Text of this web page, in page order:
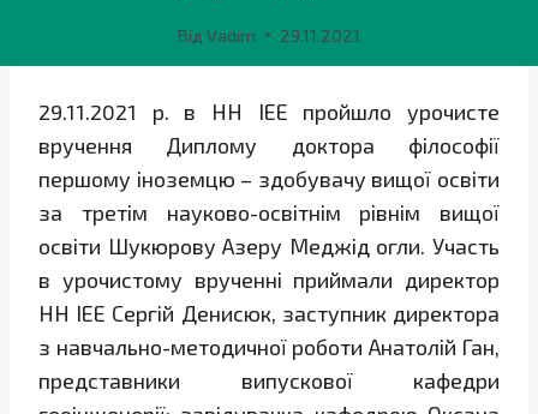
Від Vadim 29.11.2021
29.11.2021 р. в НН ІЕЕ пройшло урочисте
вручення Диплому доктора філософії
першому іноземцю – здобувачу вищої освіти
за третім науково-освітнім рівнім вищої
освіти Шукюрову Азеру Меджід огли. Участь
в урочистому врученні приймали директор
НН ІЕЕ Сергій Денисюк, заступник директора
з навчально-методичної роботи Анатолій Ган,
представники випускової кафедри